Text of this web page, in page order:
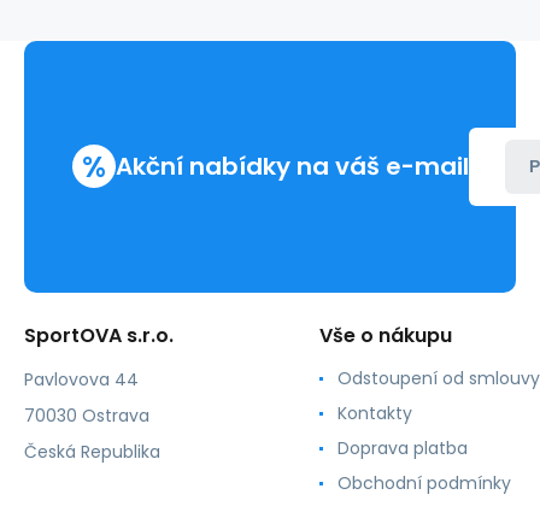
% Akční nabídky na váš e-mail
SportOVA s.r.o.
Pavlovova 44
70030 Ostrava
Česká Republika
Vše o nákupu
Odstoupení od smlouvy
Kontakty
Doprava platba
Obchodní podmínky